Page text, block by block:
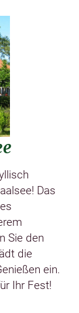
Das
Sie den
die
ein.
Ihr Fest!